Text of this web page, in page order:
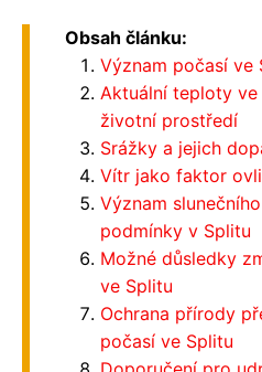
Obsah článku:
Význam počasí ve
Aktuální teploty
životní prostředí
Srážky a jejich
Vítr jako faktor
Význam
podmínky v Splitu
Možné důsledky
ve Splitu
Ochrana přírody
počasí ve Splitu